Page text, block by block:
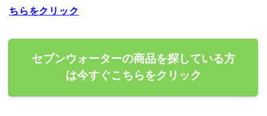
ちらをクリック
セブンウォーターの商品を探している方
は今すぐこちらをクリック